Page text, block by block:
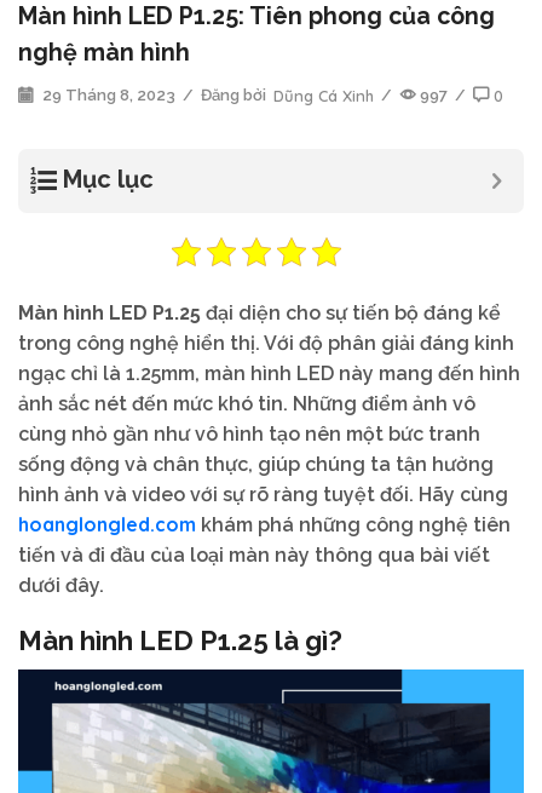
Màn hình LED P1.25: Tiên phong của công
nghệ màn hình
29 Tháng 8, 2023 / Đăng bởi Dũng Cá Xinh / 997 / 0
Mục lục
Màn hình LED P1.25 đại diện cho sự tiến bộ đáng kể
trong công nghệ hiển thị. Với độ phân giải đáng kinh
ngạc chỉ là 1.25mm, màn hình LED này mang đến hình
ảnh sắc nét đến mức khó tin. Những điểm ảnh vô
cùng nhỏ gần như vô hình tạo nên một bức tranh
sống động và chân thực, giúp chúng ta tận hưởng
hình ảnh và video với sự rõ ràng tuyệt đối. Hãy cùng
hoanglongled.com khám phá những công nghệ tiên
tiến và đi đầu của loại màn này thông qua bài viết
dưới đây.
Màn hình LED P1.25 là gì?